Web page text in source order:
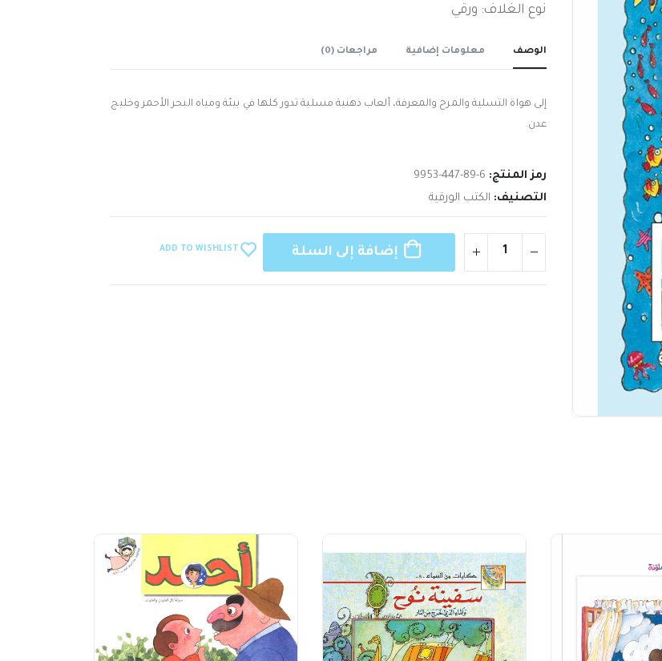
نوع الغلاف: ورقي
الوصف معلومات إضافية مراجعات (0)
إلى هواة التسلية والمرح والمعرفة‮، ‬ألعاب ‬ذهنية مسلية تدور كلها في‮ ‬بيئة ومياه البحر الأحمر وخليج
عدن‮.‬
رمز المنتج: 9953-447-89-6
التصنيف: الكتب الورقية
إضافة إلى السلة ADD TO WISHLIST